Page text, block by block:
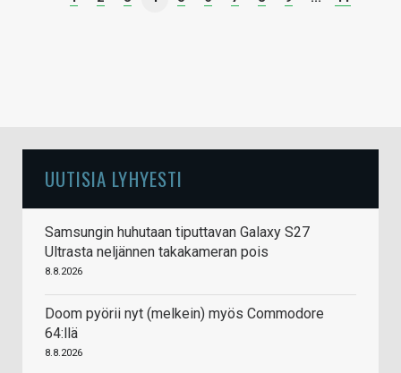
UUTISIA LYHYESTI
Samsungin huhutaan tiputtavan Galaxy S27
Ultrasta neljännen takakameran pois
8.8.2026
Doom pyörii nyt (melkein) myös Commodore
64:llä
8.8.2026